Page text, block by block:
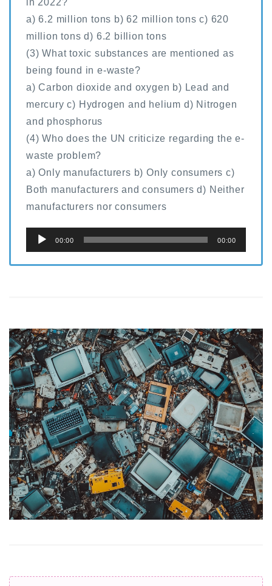
a) 6.2 million tons b) 62 million tons c) 620
million tons d) 6.2 billion tons
(3) What toxic substances are mentioned as
being found in e-waste?
a) Carbon dioxide and oxygen b) Lead and
mercury c) Hydrogen and helium d) Nitrogen
and phosphorus
(4) Who does the UN criticize regarding the e-
waste problem?
a) Only manufacturers b) Only consumers c)
Both manufacturers and consumers d) Neither
manufacturers nor consumers
声
プ
ー
00:00 00:00